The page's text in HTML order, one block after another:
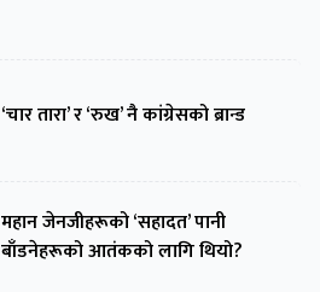
‘चार तारा’ र ‘रुख’ नै कांग्रेसको ब्रान्ड
महान जेनजीहरूको ‘सहादत’ पानी
बाँडनेहरूको आतंकको लागि थियो?